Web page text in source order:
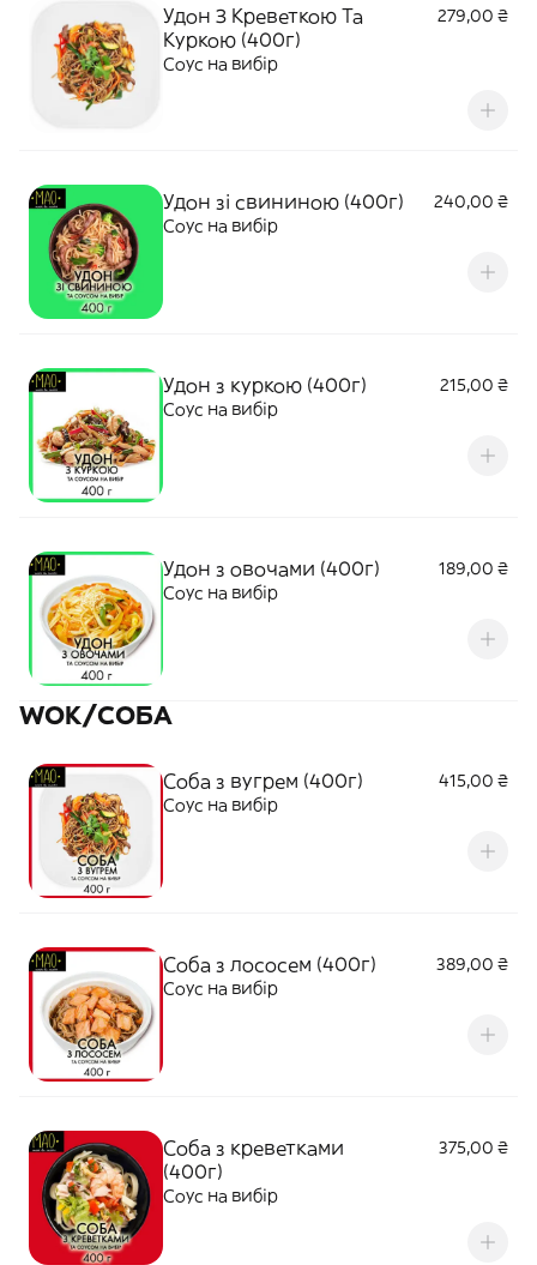
Удон З Креветкою Та
Куркою (400г)
279,00 ₴
Соус на вибір
Удон зі свининою (400г)
240,00 ₴
Соус на вибір
Удон з куркою (400г)
215,00 ₴
Соус на вибір
Удон з овочами (400г)
189,00 ₴
Соус на вибір
WOK/СОБА
Соба з вугрем (400г)
415,00 ₴
Соус на вибір
Соба з лососем (400г)
389,00 ₴
Соус на вибір
Соба з креветками
(400г)
375,00 ₴
Соус на вибір